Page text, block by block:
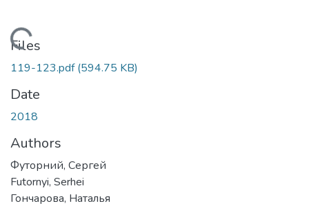
Files
119-123.pdf(594.75 KB)
Date
2018
Authors
Футорний, Сергей
Futornyi, Serhei
Гончарова, Наталья